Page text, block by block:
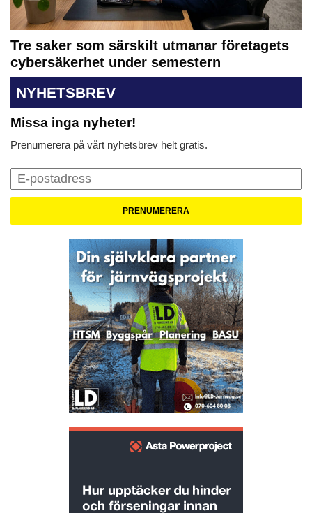
Tre saker som särskilt utmanar företagets
cybersäkerhet under semestern
NYHETSBREV
Missa inga nyheter!
Prenumerera på vårt nyhetsbrev helt gratis.